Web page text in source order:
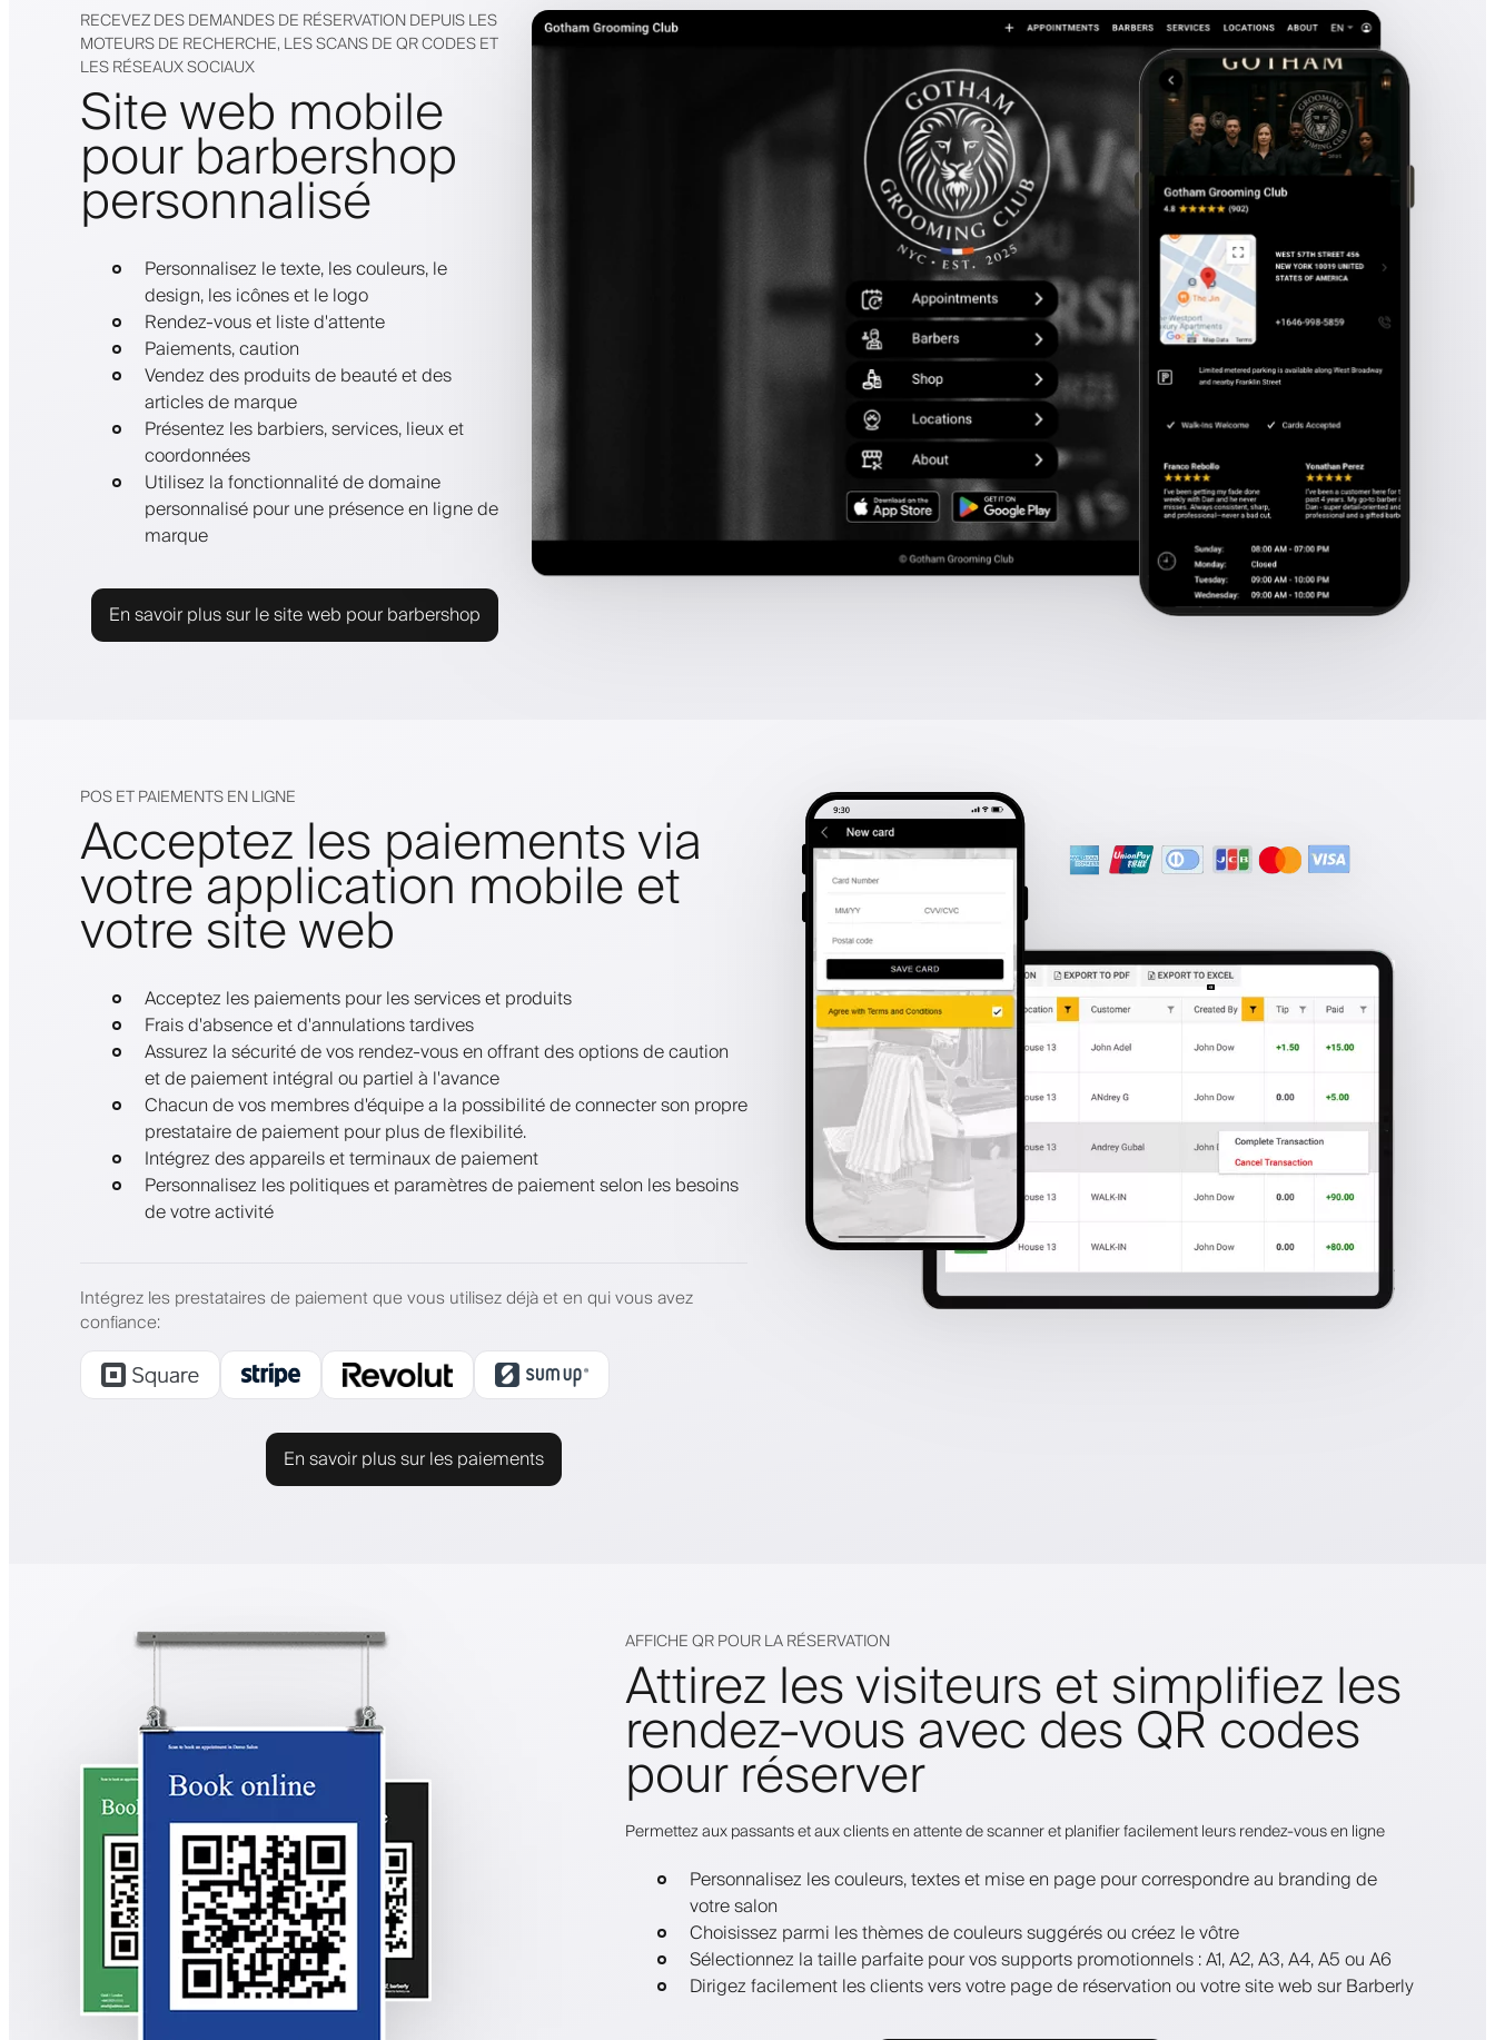
RECEVEZ DES DEMANDES DE RÉSERVATION DEPUIS LES
MOTEURS DE RECHERCHE, LES SCANS DE QR CODES ET
LES RÉSEAUX SOCIAUX
Site web mobile
pour barbershop
personnalisé
Personnalisez le texte, les couleurs, le
design, les icônes et le logo
Rendez-vous et liste d'attente
Paiements, caution
Vendez des produits de beauté et des
articles de marque
Présentez les barbiers, services, lieux et
coordonnées
Utilisez la fonctionnalité de domaine
personnalisé pour une présence en ligne de
marque
En savoir plus sur le site web pour barbershop
POS ET PAIEMENTS EN LIGNE
Acceptez les paiements via
votre application mobile et
votre site web
Acceptez les paiements pour les services et produits
Frais d'absence et d'annulations tardives
Assurez la sécurité de vos rendez-vous en offrant des options de caution
et de paiement intégral ou partiel à l'avance
Chacun de vos membres d'équipe a la possibilité de connecter son propre
prestataire de paiement pour plus de flexibilité.
Intégrez des appareils et terminaux de paiement
Personnalisez les politiques et paramètres de paiement selon les besoins
de votre activité
Intégrez les prestataires de paiement que vous utilisez déjà et en qui vous avez
confiance:
En savoir plus sur les paiements
AFFICHE QR POUR LA RÉSERVATION
Attirez les visiteurs et simplifiez les
rendez-vous avec des QR codes
pour réserver
Permettez aux passants et aux clients en attente de scanner et planifier facilement leurs rendez-vous en ligne
Personnalisez les couleurs, textes et mise en page pour correspondre au branding de
votre salon
Choisissez parmi les thèmes de couleurs suggérés ou créez le vôtre
Sélectionnez la taille parfaite pour vos supports promotionnels : A1, A2, A3, A4, A5 ou A6
Dirigez facilement les clients vers votre page de réservation ou votre site web sur Barberly